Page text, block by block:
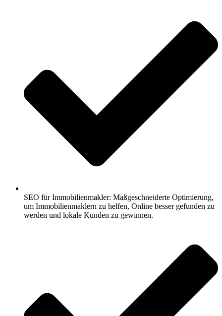
SEO für Immobilienmakler: Maßgeschneiderte Optimierung,
um Immobilienmaklern zu helfen, Online besser gefunden zu
werden und lokale Kunden zu gewinnen.